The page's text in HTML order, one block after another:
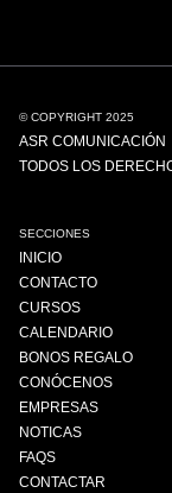
© COPYRIGHT 2025
ASR COMUNICACIÓN
TODOS LOS
SECCIONES
INICIO
CONTACTO
CURSOS
CALENDARIO
BONOS REGALO
CONÓCENOS
EMPRESAS
NOTICAS
FAQS
CONTACTAR